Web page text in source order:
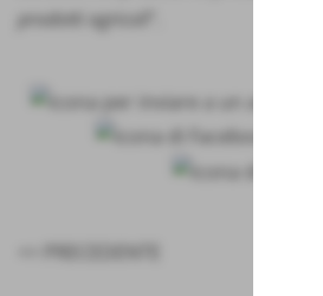
prodotti agricoli